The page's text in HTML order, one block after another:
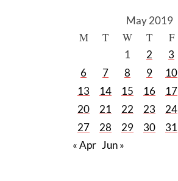
May 2019
M T W T F
1 2 3
6
7 8 9 10
13
14 15 16 17
20
21 22 23 24
27
28 29 30
31
« Apr Jun »